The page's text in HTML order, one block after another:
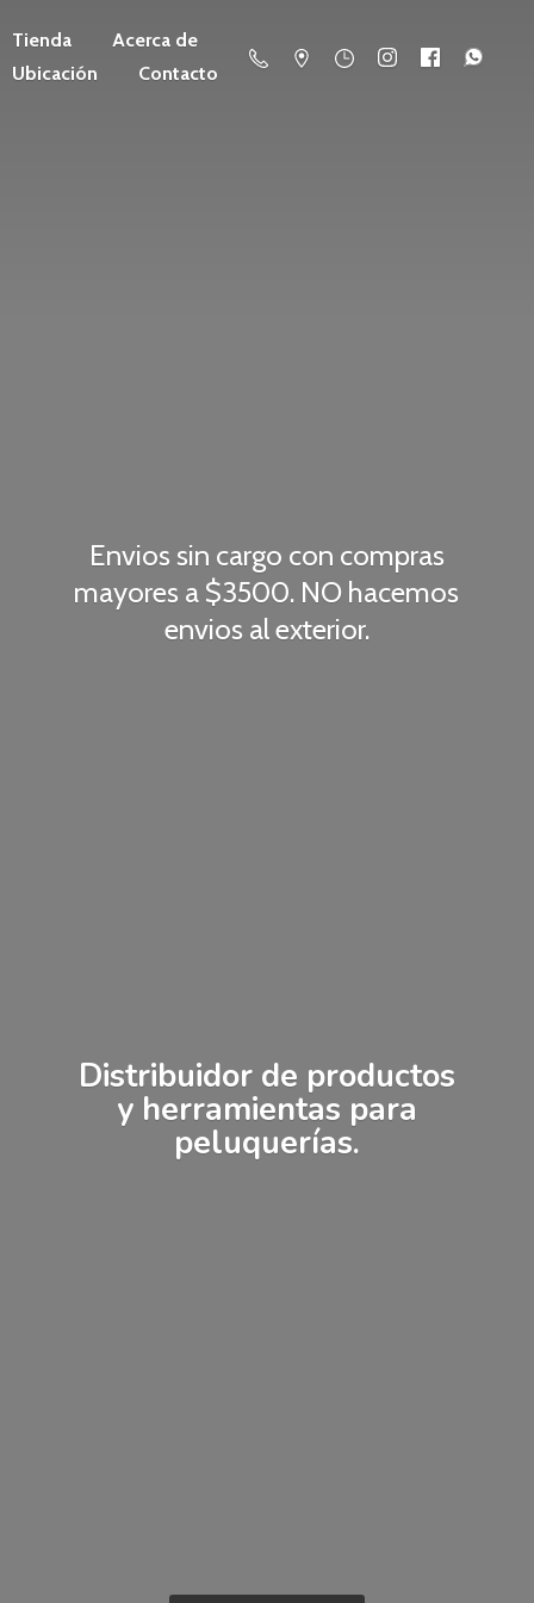
Tienda
Acerca de
Ubicación
Contacto
Distribuidor de productos
y herramientas para
peluquerías.
Envios sin cargo con compras
mayores a $3500. NO hacemos
envios al exterior.